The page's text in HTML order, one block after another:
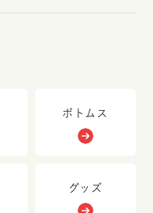
ボトムス
グッズ